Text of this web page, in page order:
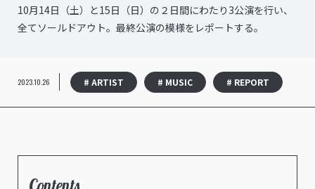
10月14日（土）と15日（日）の２日間にわたり3公演を行い、
全てソールドアウト。最終公演の模様をレポートする。
2023.10.26 # ARTIST # MUSIC # REPORT
Contents